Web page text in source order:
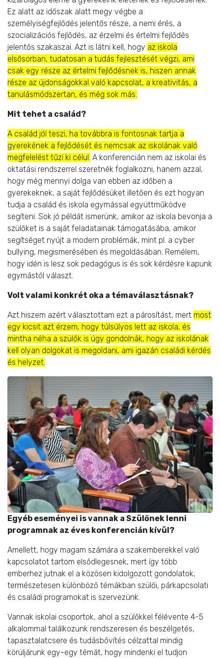
Ez alatt az időszak alatt megy végbe a
személyiségfejlődés jelentős része, a nemi érés, a
szocializációs fejlődés, az érzelmi és értelmi fejlődés
jelentős szakaszai. Azt is látni kell, hogy az iskola
elsősorban, tudatosan a tudás fejlesztését végzi, ami
csak egy része az értelmi fejlődésnek is, hiszen annak
része az újdonságokkal való kapcsolat, a kreativitás, a
tanulásmódszertan, és még sok más.
Mit tehet a család?
A család jól teszi, ha továbbra is fontosnak tartja a
gyerekének a fejlődését és nemcsak az iskolának való
megfelelést tűzi ki célul. A konferencián nem az iskolai és
oktatási rendszerrel szeretnék foglalkozni, hanem azzal,
hogy még mennyi dolga van ebben az időben a
gyerekeknek, a saját fejlődésüket illetően és ezt hogyan
tudja a család és iskola egymással együttműködve
segíteni . Sok jó példát ismerünk, amikor az iskola bevonja a
szülőket is a saját feladatainak támogatásába, amikor
segítséget nyújt a modern problémák, mint pl. a cyber
bullying, megismerésében és megoldásában. Remélem,
hogy idén is lesz sok pedagógus is és sok kérdésre kapunk
egymástól választ.
Volt valami konkrét oka a témaválasztásnak?
Azt hiszem azért választottam ezt a párosítást, mert most
egy kicsit azt érzem, hogy túlsúlyos lett az iskola, és
mintha néha a szülők is úgy gondolnák, hogy az iskolának
kell olyan dolgokat is megoldani, ami igazán családi kérdés
és helyzet.
Egyéb eseményei is vannak a Szülőnek lenni
programnak az éves konferencián kívül?
Amellett, hogy magam számára a szakemberekkel való
kapcsolatot tartom elsődlegesnek, mert így több
emberhez jutnak el a közösen kidolgozott gondolatok,
természetesen különböző témákban szülői, párkapcsolati
és családi programokat is szervezünk.
Vannak iskolai csoportok, ahol a szülőkkel félévente 4-5
alkalommal találkozunk rendszeresen és beszélgetés,
tapasztalatcsere és tudásbővítés célzattal mindig
körüljárunk egy-egy témát, hogy mindenki el tudjon